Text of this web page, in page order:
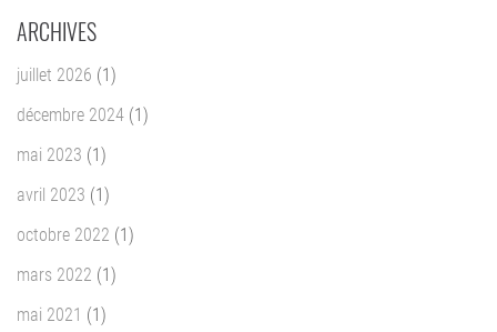
ARCHIVES
juillet 2026 (1)
décembre 2024 (1)
mai 2023 (1)
avril 2023 (1)
octobre 2022 (1)
mars 2022 (1)
mai 2021 (1)